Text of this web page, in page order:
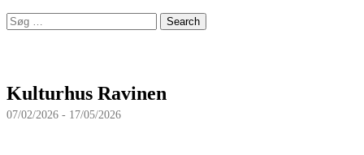
Search
for:
Kulturhus Ravinen
07/02/2026 - 17/05/2026